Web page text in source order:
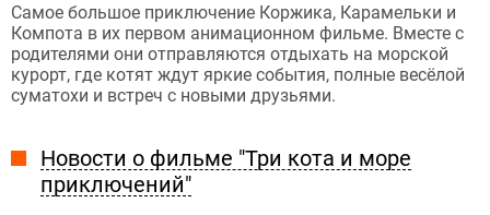
Самое большое приключение Коржика, Карамельки и
Компота в их первом анимационном фильме. Вместе с
родителями они отправляются отдыхать на морской
курорт, где котят ждут яркие события, полные весёлой
суматохи и встреч с новыми друзьями.
Новости о фильме "Три кота и море
приключений"